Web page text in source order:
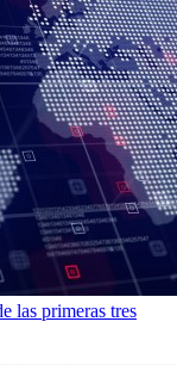
las primeras tres